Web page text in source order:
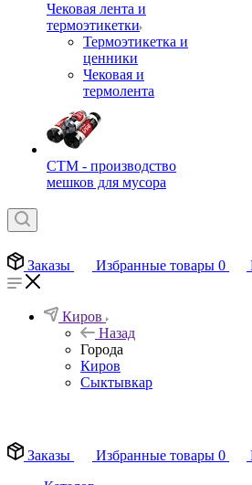
Чековая лента и
термоэтикетки
Термоэтикетка и
ценники
Чековая и
термолента
СТМ - производство
мешков для мусора
Заказы Избранные товары 0
Киров
Назад
Города
Киров
Сыктывкар
Заказы
Избранные товары 0